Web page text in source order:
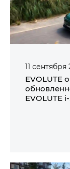
11 сентября
EVOLUTE
EVOLUTE